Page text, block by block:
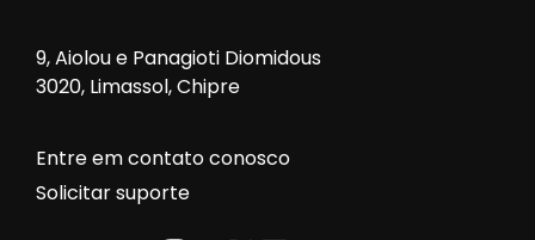
9, Aiolou e Panagioti Diomidous
3020, Limassol, Chipre
Entre em contato conosco
Solicitar suporte